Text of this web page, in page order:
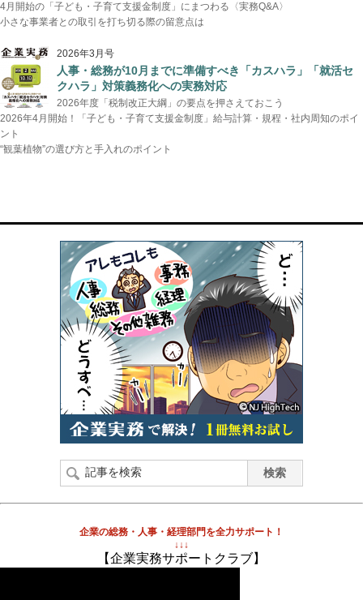
4月開始の「子ども・子育て支援金制度」にまつわる〈実務Q&A〉
小さな事業者との取引を打ち切る際の留意点は
2026年3月号
人事・総務が10月までに準備すべき「カスハラ」「就活セ
クハラ」対策義務化への実務対応
2026年度「税制改正大綱」の要点を押さえておこう
2026年4月開始！「子ども・子育て支援金制度」給与計算・規程・社内周知のポイ
ント
“観葉植物”の選び方と手入れのポイント
企業の総務・人事・経理部門を全力サポート！
↓↓↓
【企業実務サポートクラブ】